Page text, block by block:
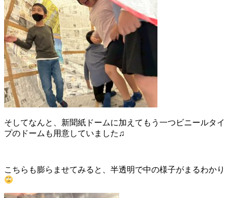
そしてなんと、新聞紙ドームに加えてもう一つビニールタイ
プのドームも用意していました♫
こちらも膨らませてみると、半透明で中の様子がまるわかり